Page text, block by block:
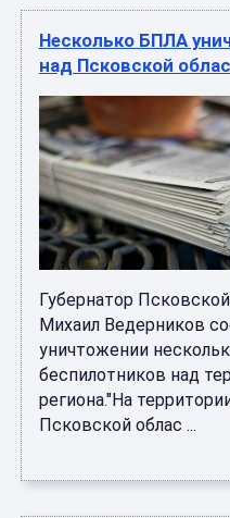
Несколько БПЛА
над Псковской
Губернатор
Михаил Ведерников
уничтожении
беспилотников над
региона."На
Псковской облас ...